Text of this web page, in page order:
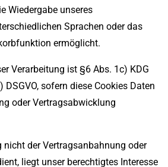
Wiedergabe unseres
Sprachen oder das
ermöglicht.
Verarbeitung ist §6 Abs. 1c) KDG
DSGVO, sofern diese Cookies Daten
oder Vertragsabwicklung
nicht der Vertragsanbahnung oder
liegt unser berechtigtes Interesse